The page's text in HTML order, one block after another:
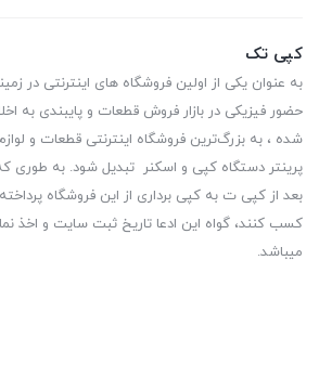
کپی تک
به عنوان یکی از اولین فروشگاه های اینترنتی در
حضور فیزیکی در بازار فروش قطعات و پایبندی به
شده ، به بزرگ‌ترین فروشگاه اینترنتی قطعات و
پرینتر دستگاه کپی و اسکنر تبدیل شود. به طوری
بعد از کپی ت به کپی برداری از این فروشگاه پرداخته
کسب کنند، گواه این ادعا تاریخ ثبت سایت و اخذ
میباشد.